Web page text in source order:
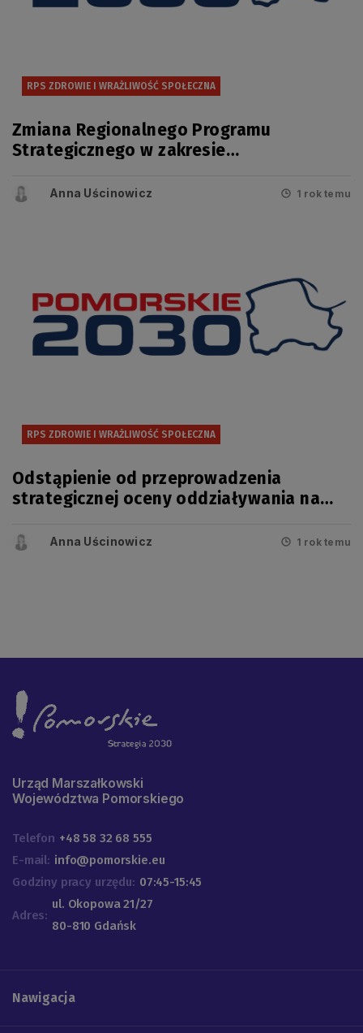
RPS ZDROWIE I WRAŻLIWOŚĆ SPOŁECZNA
Zmiana Regionalnego Programu
Strategicznego w zakresie
wrażliwości społecznej przyjęta
Anna Uścinowicz 1 rok temu
RPS ZDROWIE I WRAŻLIWOŚĆ SPOŁECZNA
Odstąpienie od przeprowadzenia
strategicznej oceny oddziaływania na
Regionalnego Programu Strategicznego
Anna Uścinowicz 1 rok temu
Urząd Marszałkowski
Województwa Pomorskiego
Telefon +48 58 32 68 555
E-mail: info@pomorskie.eu
Godziny pracy urzędu: 07:45-15:45
Adres:
ul. Okopowa 21/27
80-810 Gdańsk
Nawigacja